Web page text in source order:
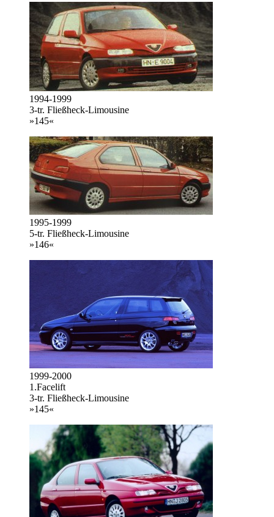
1994-1999
3-tr. Fließheck-Limousine
»145«
1995-1999
5-tr. Fließheck-Limousine
»146«
1999-2000
1.Facelift
3-tr. Fließheck-Limousine
»145«